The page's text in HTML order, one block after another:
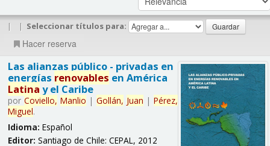
| | Seleccionar títulos para:
Hacer reserva
Las alianzas público - privadas en
energías renovables en América
Latina y el Caribe
por Coviello, Manlio | Gollán, Juan | Pérez,
Miguel.
Idioma: Español
Editor: Santiago de Chile: CEPAL, 2012